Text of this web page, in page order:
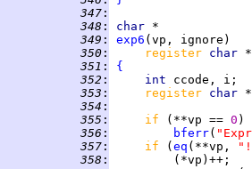
347 :
348 : char
349 : exp6
350 : register char
351 :
{
352 : int
353 : register char
354 :
355 : if (**vp == 0
356 : bferr(
357 : if ( eq (**vp,
358 :